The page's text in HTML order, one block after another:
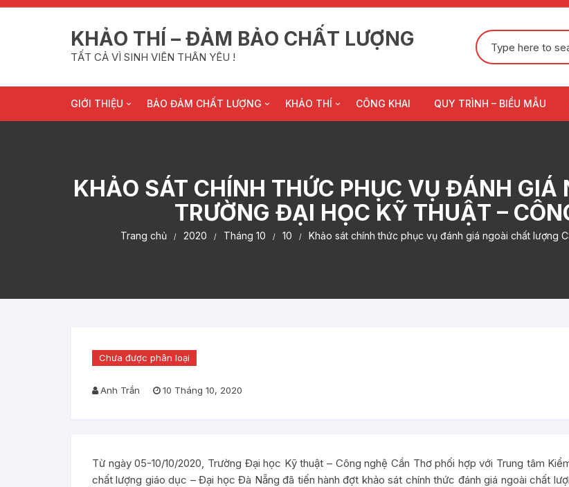
Chuyển
KHẢO THÍ – ĐẢM BẢO CHẤT LƯỢNG
TẤT CẢ VÌ SINH VIÊN THÂN YÊU !
Tìm
kiếm:
GIỚI THIỆU
Chức năng nhiệm vụ
Nhân sự
BẢO ĐẢM CHẤT LƯỢNG
Hệ thống văn bản
Sổ tay ĐBCL
KHẢO THÍ
Phúc khảo bài thi
CÔNG KHAI QUY TRÌNH – BIỂU MẪU
KHẢO SÁT CHÍNH THỨC PHỤC VỤ ĐÁNH GIÁ
TRƯỜNG ĐẠI HỌC KỸ THUẬT –
Trang chủ 2020 Tháng 10 10 Khảo sát chính thức phục vụ đánh giá ngoài chất lượng
Chưa được phân loại
Anh Trần 10 Tháng 10, 2020
Từ ngày 05-10/10/2020, Trường Đại học Kỹ thuật – Công nghệ Cần Thơ phối hợp với Trung tâm
chất lượng giáo dục – Đại học Đà Nẵng đã tiến hành đợt khảo sát chính thức đánh giá ngoài chất